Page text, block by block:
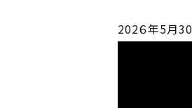
202６年5月